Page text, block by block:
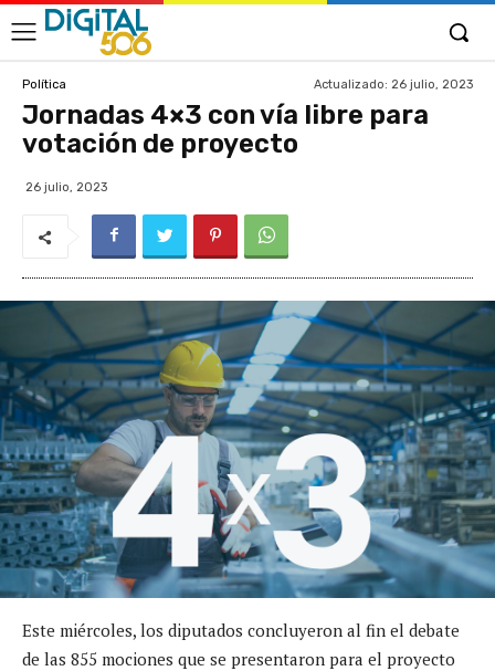
Política Actualizado: 26 julio, 2023
Jornadas 4×3 con vía libre para
votación de proyecto
26 julio, 2023
Este miércoles, los diputados concluyeron al fin el debate
de las 855 mociones que se presentaron para el proyecto